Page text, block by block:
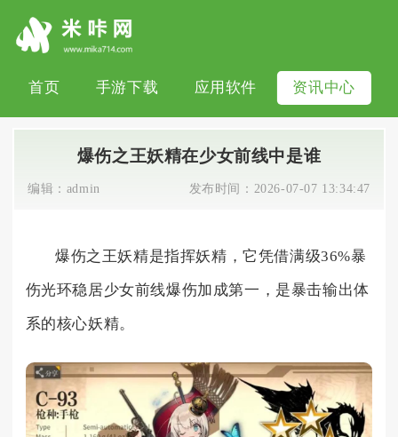
首页 手游下载 应用软件 资讯中心
爆伤之王妖精在少女前线中是谁
编辑： admin 发布时间： 2026-07-07 13:34:47
爆伤之王妖精是指挥妖精，它凭借满级36%暴
伤光环稳居少女前线爆伤加成第一，是暴击输出体
系的核心妖精。